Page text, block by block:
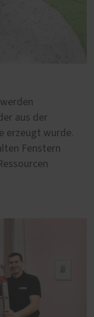
aus der
erzeugt wurde.
Fenstern